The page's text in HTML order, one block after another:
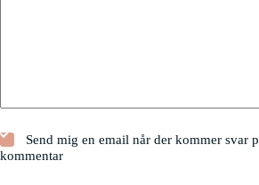
Send mig en email når der kommer svar
kommentar